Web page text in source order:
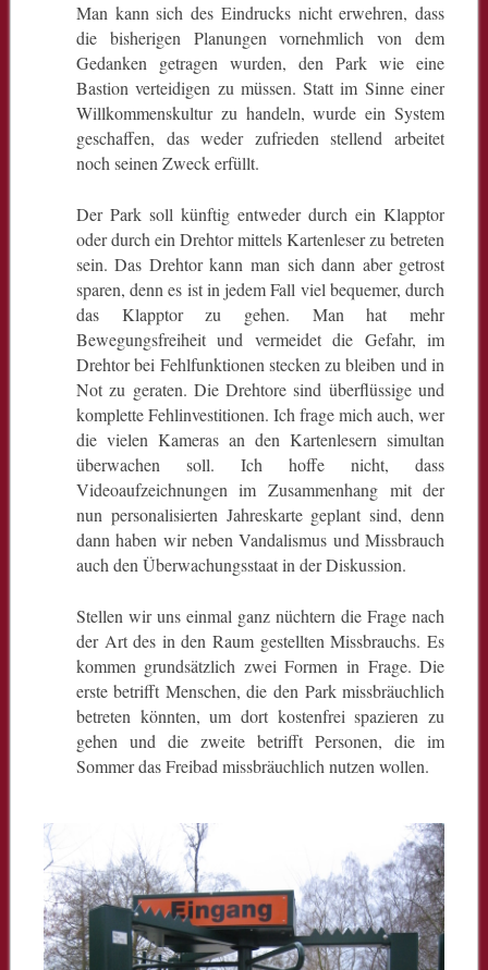
Man kann sich des Eindrucks nicht erwehren, dass
die bisherigen Planungen vornehmlich von dem
Gedanken getragen wurden, den Park wie eine
Bastion verteidigen zu müssen. Statt im Sinne einer
Willkommenskultur zu handeln, wurde ein System
geschaffen, das weder zufrieden stellend arbeitet
noch seinen Zweck erfüllt.
Der Park soll künftig entweder durch ein Klapptor
oder durch ein Drehtor mittels Kartenleser zu betreten
sein. Das Drehtor kann man sich dann aber getrost
sparen, denn es ist in jedem Fall viel bequemer, durch
das Klapptor zu gehen. Man hat mehr
Bewegungsfreiheit und vermeidet die Gefahr, im
Drehtor bei Fehlfunktionen stecken zu bleiben und in
Not zu geraten. Die Drehtore sind überflüssige und
komplette Fehlinvestitionen. Ich frage mich auch, wer
die vielen Kameras an den Kartenlesern simultan
überwachen soll. Ich hoffe nicht, dass
Videoaufzeichnungen im Zusammenhang mit der
nun personalisierten Jahreskarte geplant sind, denn
dann haben wir neben Vandalismus und Missbrauch
auch den Überwachungsstaat in der Diskussion.
Stellen wir uns einmal ganz nüchtern die Frage nach
der Art des in den Raum gestellten Missbrauchs. Es
kommen grundsätzlich zwei Formen in Frage. Die
erste betrifft Menschen, die den Park missbräuchlich
betreten könnten, um dort kostenfrei spazieren zu
gehen und die zweite betrifft Personen, die im
Sommer das Freibad missbräuchlich nutzen wollen.